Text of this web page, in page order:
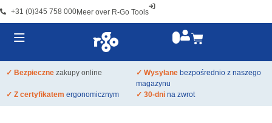
+31 (0)345 758 000Meer over R-Go Tools
✓ Bezpieczne zakupy online ✓ Wysyłane bezpośrednio z naszego
magazynu
✓ Z certyfikatem ergonomicznym ✓ 30-dni na zwrot